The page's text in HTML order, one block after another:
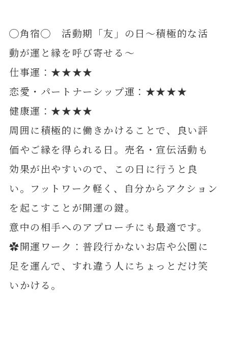
◯角宿◯ 活動期「友」の日～積極的な活
動が運と縁を呼び寄せる～
仕事運：★★★★
恋愛・パートナーシップ運：★★★★
健康運：★★★★
周囲に積極的に働きかけることで、良い評
価やご縁を得られる日。売名・宣伝活動も
効果が出やすいので、この日に行うと良
い。フットワーク軽く、自分からアクション
を起こすことが開運の鍵。
意中の相手へのアプローチにも最適です。
✿開運ワーク：普段行かないお店や公園に
足を運んで、すれ違う人にちょっとだけ笑
いかける。